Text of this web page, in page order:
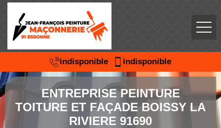
indisponible indisponible
ENTREPRISE PEINTURE
TOITURE ET FAÇADE BOISSY LA
RIVIERE 91690